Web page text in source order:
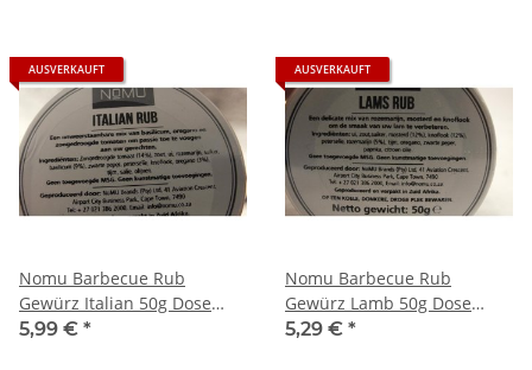
AUSVERKAUFT
Nomu Barbecue Rub
Gewürz Italian 50g Dose
(Italienische Mischung)
5,99 € *
AUSVERKAUFT
Nomu Barbecue Rub
Gewürz Lamb 50g Dose
(Lamm)
5,29 € *